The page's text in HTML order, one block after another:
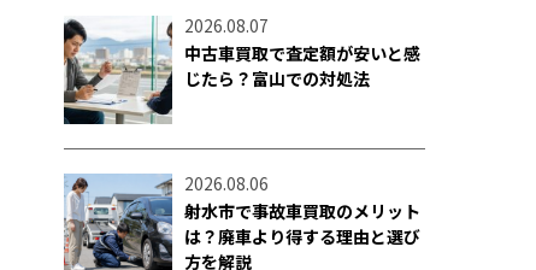
2026.08.07
中古車買取で査定額が安いと感
じたら？富山での対処法
2026.08.06
射水市で事故車買取のメリット
は？廃車より得する理由と選び
方を解説